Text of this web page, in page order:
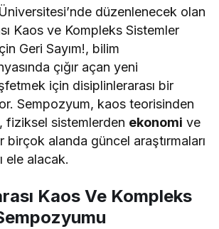
düzenlenecek olan
Kaos ve Kompleks Sistemler
Geri Sayım!, bilim
çığır açan yeni
için disiplinlerarası bir
Sempozyum, kaos teorisinden
, fiziksel sistemlerden ekonomi ve
alanda güncel araştırmaları
ele alacak.
Kaos Ve Kompleks